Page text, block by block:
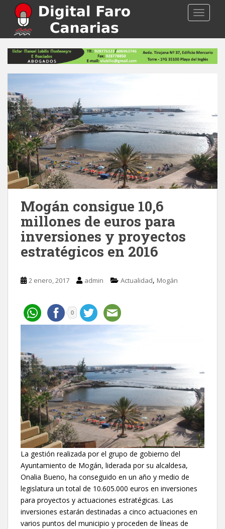
p
Mogán consigue 10,6
millones de euros para
inversiones y proyectos
estratégicos en 2016
2 enero, 2017 admin Actualidad, Mogán
0
La gestión realizada por el grupo de gobierno del
Ayuntamiento de Mogán, liderada por su alcaldesa,
Onalia Bueno, ha conseguido en un año y medio de
legislatura un total de 10.605.000 euros en inversiones
para proyectos y actuaciones estratégicas. Las
inversiones estarán destinadas a cinco actuaciones en
varios puntos del municipio y proceden de líneas de